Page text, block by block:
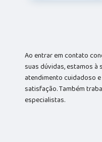
Ao entrar em contato
suas dúvidas, estamos à
atendimento cuidadoso
satisfação. Também
especialistas.